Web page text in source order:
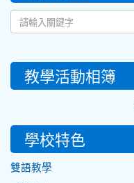
教學活動相簿
學校特色
雙語教學